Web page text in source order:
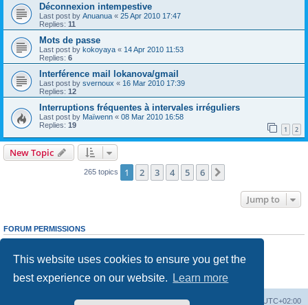
This website uses cookies to ensure you get the
best experience on our website.
Learn more
Déconnexion intempestive
Last post by Anuanua « 25 Apr 2010 17:47
Replies: 11
Mots de passe
Last post by kokoyaya « 14 Apr 2010 11:53
Replies: 6
Interférence mail lokanova/gmail
Last post by svernoux « 16 Mar 2010 17:39
Replies: 12
Interruptions fréquentes à intervales irréguliers
Last post by Maïwenn « 08 Mar 2010 16:58
Replies: 19 1 2
New Topic
265 topics 1 2 3 4 5 6
Jump to
FORUM PERMISSIONS
cannotedit your posts in this forum
Youcannotpost attachments in this forum
UTC+02:00
Delete cookies